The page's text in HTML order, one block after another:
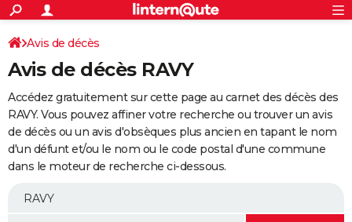
ACTUALITÉS
Politique
Société
Faits Divers
Education
Monde
Villes
+
SPORT
Coupe du monde 2026
Football
Tennis
Cyclisme
Rugby
Forum
Programme TV
TNT
Streaming
Cinéma
Sorties cinéma
Musique
+
FINANCE
Retraite
Impôts
Epargne
Immobilier
Risques naturels par ville
Banque
Assurance
Crédit
AUTO
Essais
Réserver un essai
Citadines
Berlines
SUV
Forum auto
+
Mobiles
Meilleur smartphone
Internet
Ordinateurs
Jeux vidéo
Guide high-tech
Avis de décès
Avis de décès RAVY
Accédez gratuitement sur cette page au carnet des décès des
RAVY. Vous pouvez affiner votre recherche ou trouver un avis
de décès ou un avis d'obsèques plus ancien en tapant le nom
d'un défunt et/ou le nom ou le code postal d'une commune
dans le moteur de recherche ci-dessous.